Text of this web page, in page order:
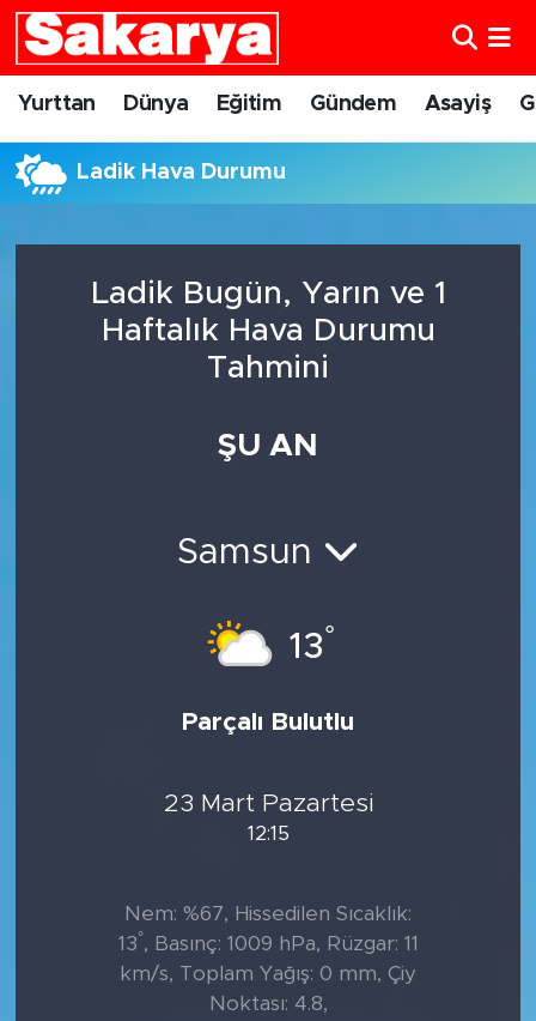
Yurttan Dünya Eğitim Gündem Asayiş
Ladik Hava Durumu
Ladik Bugün, Yarın ve 1
Haftalık Hava Durumu
Tahmini
ŞU AN
Samsun
13°
Parçalı Bulutlu
23 Mart Pazartesi
12:15
Nem: %67, Hissedilen Sıcaklık:
13°, Basınç: 1009 hPa, Rüzgar: 11
km/s, Toplam Yağış: 0 mm, Çiy
Noktası: 4.8,
Yurttan
Eskişehirspor
Eskişehir Nöbetçi Eczaneler
Süper Lig Puan Durumu ve Fikstür
Son Dakika Haberleri